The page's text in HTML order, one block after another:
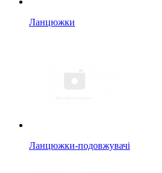
Ланцюжки
Ланцюжки-подовжувачі